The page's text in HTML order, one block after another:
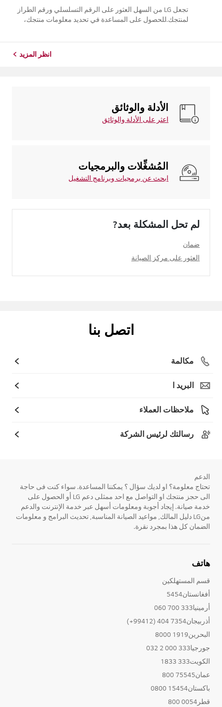
تجعل LG من السهل العثور على الرقم التسلسلي ورقم الطراز
لمنتجك.للحصول على المساعدة في تحديد معلومات منتجك،
انظر المزيد
الأدلة والوثائق
اعثر على الأدلة والوثائق
المُشغِّلات والبرمجيات
ابحث عن برمجيات وبرنامج التشغيل
لم تحل المشكلة بعد?
ضمان
العثور على مركز الصيانة
اتصل بنا
مكالمة
البريد ا
ملاحظات العملاء
رسالتك لرئيس الشركة
الدعم
تحتاج معلومة؟ او لديك سؤال ؟ يمكننا المساعدة. سواء كنت فى حاجة
الى حجز منتجك او التواصل مع احد ممثلى دعم LG أو الحصول على
خدمة صيانة. إيجاد أجوبة ومعلومات أسهل عبر خدمة الإنترنت والدعم
منLG دليل المالك, مواعيد الصيانة المناسبة, تحديث البرامج و معلومات
الضمان كل هذا بمجرد نقرة.
هاتف
قسم المستهلكين
أفغانستان5454
أرمينيا333 700 060
أذربيجان7354 404 (99412+)
البحرين1919 8000
جورجيا333 000 2 032
الكويت333 1833
عمان75545 800
باكستان15454 0800
قطر0054 800